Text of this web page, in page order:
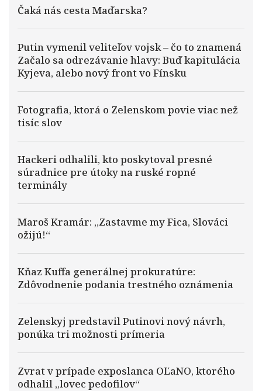
Čaká nás cesta Maďarska?
Putin vymenil veliteľov vojsk – čo to znamená
Začalo sa odrezávanie hlavy: Buď kapitulácia
Kyjeva, alebo nový front vo Fínsku
Fotografia, ktorá o Zelenskom povie viac než
tisíc slov
Hackeri odhalili, kto poskytoval presné
súradnice pre útoky na ruské ropné
terminály
Maroš Kramár: „Zastavme my Fica, Slováci
ožijú!“
Kňaz Kuffa generálnej prokuratúre:
Zdôvodnenie podania trestného oznámenia
Zelenskyj predstavil Putinovi nový návrh,
ponúka tri možnosti prímeria
Zvrat v prípade exposlanca OĽaNO, ktorého
odhalil „lovec pedofilov“